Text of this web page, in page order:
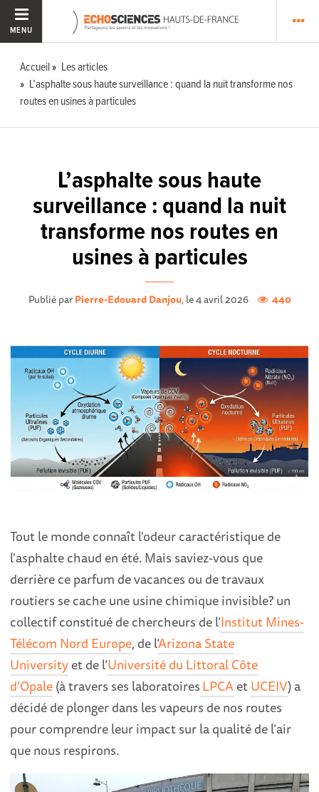
MENU
Accueil
Les articles
L’asphalte sous haute surveillance : quand la nuit transforme nos
routes en usines à particules
L’asphalte sous haute
surveillance : quand la nuit
transforme nos routes en
usines à particules
Publié parPierre-Edouard Danjou, le 4 avril 2026 440
Tout le monde connaît l'odeur caractéristique de
l'asphalte chaud en été. Mais saviez-vous que
derrière ce parfum de vacances ou de travaux
routiers se cache une usine chimique invisible? un
collectif constitué de chercheurs de l’Institut Mines-
Télécom Nord Europe, de l’Arizona State
Universityet de l’Université du Littoral Côte
d’Opale(à travers ses laboratoiresLPCAetUCEIV)a
décidé de plonger dans les vapeurs de nos routes
pour comprendre leur impact sur la qualité de l’air
que nous respirons.